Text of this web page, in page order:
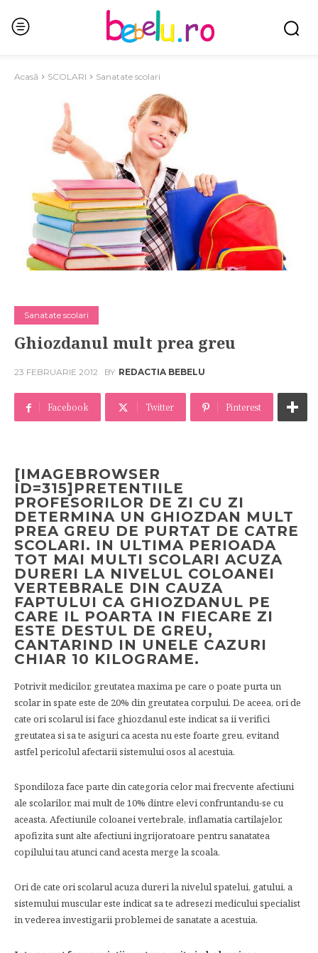
Acasă SCOLARI Sanatate scolari
Sanatate scolari
Ghiozdanul mult prea greu
23 FEBRUARIE 2012 BY REDACTIA BEBELU
Facebook Twitter Pinterest
[IMAGEBROWSER
ID=315]PRETENTIILE
PROFESORILOR DE ZI CU ZI
DETERMINA UN GHIOZDAN MULT
PREA GREU DE PURTAT DE CATRE
SCOLARI. IN ULTIMA PERIOADA
TOT MAI MULTI SCOLARI ACUZA
DURERI LA NIVELUL COLOANEI
VERTEBRALE DIN CAUZA
FAPTULUI CA GHIOZDANUL PE
CARE IL POARTA IN FIECARE ZI
ESTE DESTUL DE GREU,
CANTARIND IN UNELE CAZURI
CHIAR 10 KILOGRAME.
Potrivit medicilor, greutatea maxima pe care o poate purta un
scolar in spate este de 20% din greutatea corpului. De aceea, ori de
cate ori scolarul isi face ghiozdanul este indicat sa ii verifici
greutatea si sa te asiguri ca acesta nu este foarte greu, evitand
astfel pericolul afectarii sistemului osos al acestuia.
Spondiloza face parte din categoria celor mai frecvente afectiuni
ale scolarilor, mai mult de 10% dintre elevi confruntandu-se cu
aceasta. Afectiunile coloanei vertebrale, inflamatia cartilajelor,
apofizita sunt alte afectiuni ingrijoratoare pentru sanatatea
copilului tau atunci cand acesta merge la scoala.
Ori de cate ori scolarul acuza dureri la nivelul spatelui, gatului, a
sistemului muscular este indicat sa te adresezi medicului specialist
in vederea investigarii problemei de sanatate a acestuia.